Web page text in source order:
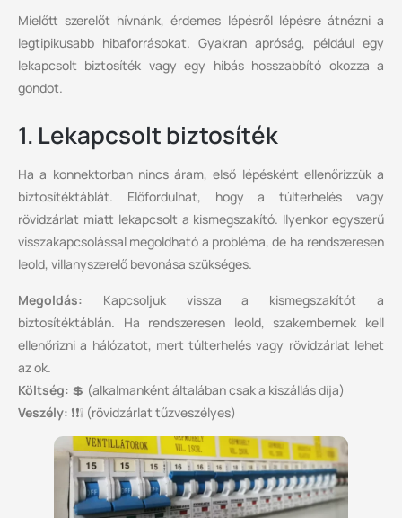
Mielőtt szerelőt hívnánk, érdemes lépésről lépésre átnézni a
legtipikusabb hibaforrásokat. Gyakran apróság, például egy
lekapcsolt biztosíték vagy egy hibás hosszabbító okozza a
gondot.
1. Lekapcsolt biztosíték
Ha a konnektorban nincs áram, első lépésként ellenőrizzük a
biztosítéktáblát. Előfordulhat, hogy a túlterhelés vagy
rövidzárlat miatt lekapcsolt a kismegszakító. Ilyenkor egyszerű
visszakapcsolással megoldható a probléma, de ha rendszeresen
leold, villanyszerelő bevonása szükséges.
Megoldás: Kapcsoljuk vissza a kismegszakítót a
biztosítéktáblán. Ha rendszeresen leold, szakembernek kell
ellenőrizni a hálózatot, mert túlterhelés vagy rövidzárlat lehet
az ok.
Költség: 💲 (alkalmanként általában csak a kiszállás díja)
Veszély: ❗❗❕ (rövidzárlat tűzveszélyes)